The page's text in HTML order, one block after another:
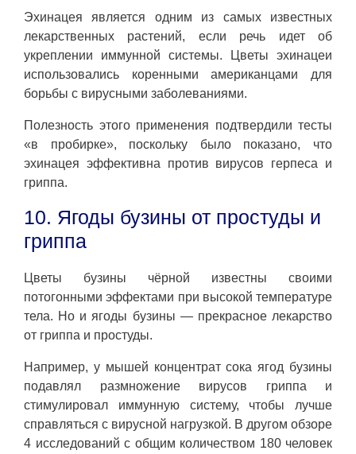
Эхинацея является одним из самых известных
лекарственных растений, если речь идет об
укреплении иммунной системы. Цветы эхинацеи
использовались коренными американцами для
борьбы с вирусными заболеваниями.
Полезность этого применения подтвердили тесты
«в пробирке», поскольку было показано, что
эхинацея эффективна против вирусов герпеса и
гриппа.
10. Ягоды бузины от простуды и
гриппа
Цветы бузины чёрной известны своими
потогонными эффектами при высокой температуре
тела. Но и ягоды бузины — прекрасное лекарство
от гриппа и простуды.
Например, у мышей концентрат сока ягод бузины
подавлял размножение вирусов гриппа и
стимулировал иммунную систему, чтобы лучше
справляться с вирусной нагрузкой. В другом обзоре
4 исследований с общим количеством 180 человек